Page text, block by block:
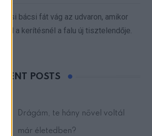
falusi bácsi fát vág az udvaron, amikor
a kerítésnél a falu új tisztelendője.
POSTS
Drágám, te hány nővel voltál
már életedben?